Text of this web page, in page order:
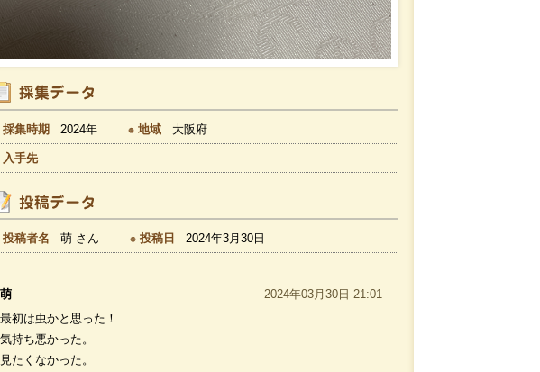
採集時期 2024年 地域 大阪府
入手先
投稿者名 萌 さん 投稿日 2024年3月30日
萌
2024年03月30日 21:01
最初は虫かと思った！
気持ち悪かった。
見たくなかった。